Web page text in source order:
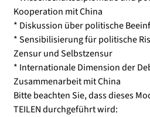
Kooperation mit China
* Diskussion über politische
* Sensibilisierung für politische
Zensur und Selbstzensur
* Internationale Dimension der
Zusammenarbeit mit China
Bitte beachten Sie, dass dieses
TEILEN durchgeführt wird: